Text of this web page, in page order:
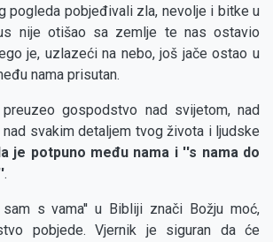
pogleda pobjeđivali zla, nevolje i bitke u
nije otišao sa zemlje te nas ostavio
je, uzlazeći na nebo, još jače ostao u
nama prisutan.
gospodstvo nad svijetom, nad
svakim detaljem tvog života i ljudske
je potpuno među nama i ''s nama do
.
s vama'' u Bibliji znači Božju moć,
pobjede. Vjernik je siguran da će